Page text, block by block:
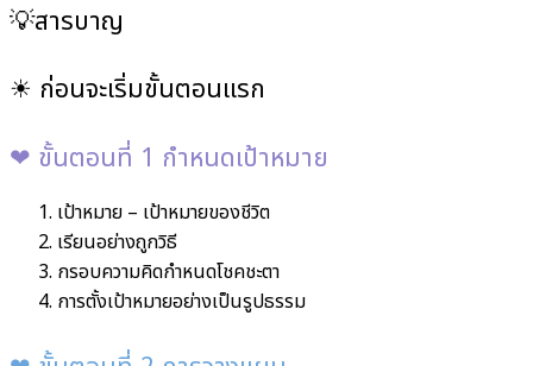
💡สารบาญ
☀ ก่อนจะเริ่มขั้นตอนแรก
❤︎ ขั้นตอนที่ 1 กำหนดเป้าหมาย
เป้าหมาย – เป้าหมายของชีวิต
เรียนอย่างถูกวิธี
กรอบความคิดกำหนดโชคชะตา
การตั้งเป้าหมายอย่างเป็นรูปธรรม